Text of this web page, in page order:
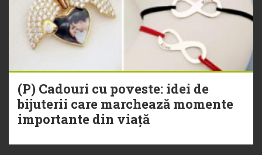
(P) Cadouri cu poveste: idei de
bijuterii care marchează momente
importante din viață